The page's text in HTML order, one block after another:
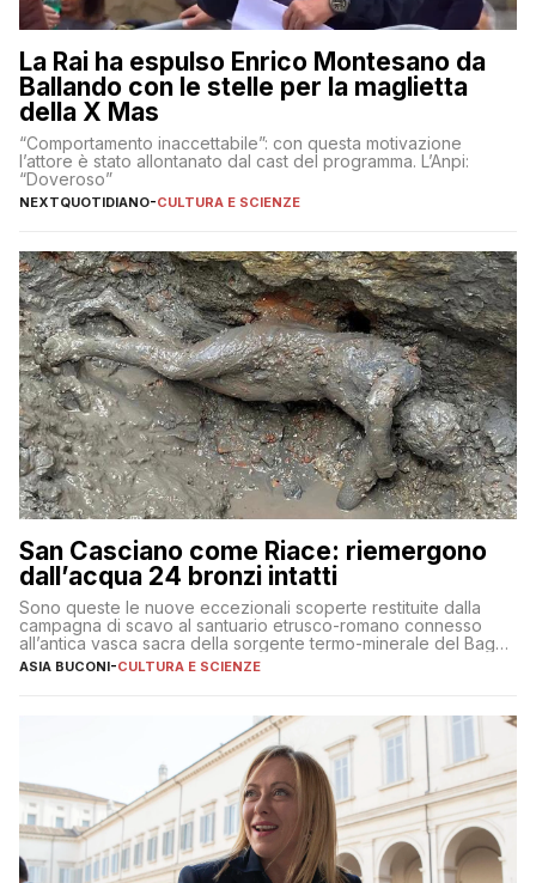
La Rai ha espulso Enrico Montesano da
Ballando con le stelle per la maglietta
della X Mas
“Comportamento inaccettabile”: con questa motivazione
l’attore è stato allontanato dal cast del programma. L’Anpi:
“Doveroso”
NEXTQUOTIDIANO-CULTURA E SCIENZE
San Casciano come Riace: riemergono
dall’acqua 24 bronzi intatti
Sono queste le nuove eccezionali scoperte restituite dalla
campagna di scavo al santuario etrusco-romano connesso
all’antica vasca sacra della sorgente termo-minerale del Bagno
Grande
ASIA BUCONI-CULTURA E SCIENZE